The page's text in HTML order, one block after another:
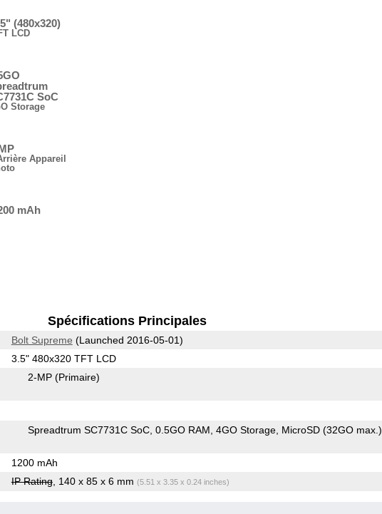
(480x320)
LCD
SoC
Storage
Appareil
mAh
Spécifications Principales
Bolt Supreme (Launched 2016-05-01)
3.5" 480x320 TFT LCD
2-MP (Primaire)
Spreadtrum SC7731C SoC 0.5GO RAM 4GO Storage MicroSD (32GO max.)
1200 mAh
IP Rating, 140 x 85 x 6 mm (5.51 x 3.35 x 0.24 inches)